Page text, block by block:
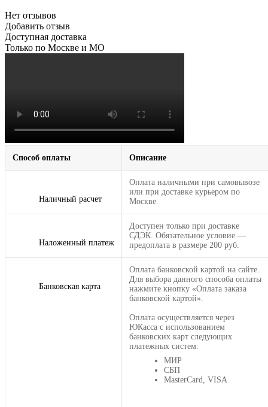
Нет отзывов
Добавить отзыв
Доступная доставка
Только по Москве и МО
Способ оплаты Описание
Наличный расчет
Оплата наличными при самовывозе
или при доставке курьером по
Москве.
Наложенный платеж
Доступен только при доставке
СДЭК. Обязательное условие —
предоплата в размере 200 руб.
Банковская карта
Оплата банковской картой на сайте.
Для выбора данного способа оплаты
нажмите кнопку «Оплата заказа
банковской картой».
Оплата осуществляется через
ЮКасса с использованием
банковских карт следующих
платежных систем:
МИР
СБП
MasterCard, VISA